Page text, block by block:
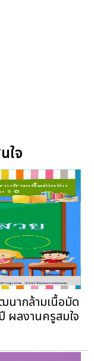
ใจ
นากล้ามเนื้อมัด
ผลงานครูสมใจ